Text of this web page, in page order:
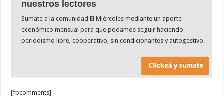
nuestros lectores
Sumate a la comunidad El Miércoles mediante un aporte
económico mensual para que podamos seguir haciendo
periodismo libre, cooperativo, sin condicionantes y autogestivo.
[fbcomments]